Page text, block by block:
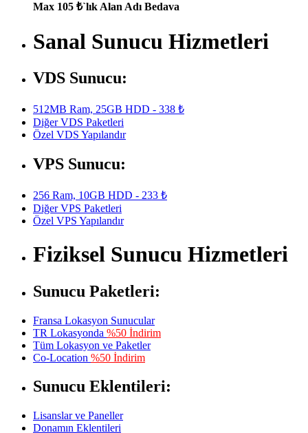
Max 105 ₺`lık Alan Adı Bedava
Sanal Sunucu Hizmetleri
VDS Sunucu:
512MB Ram, 25GB HDD - 338 ₺
Diğer VDS Paketleri
Özel VDS Yapılandır
VPS Sunucu:
256 Ram, 10GB HDD - 233 ₺
Diğer VPS Paketleri
Özel VPS Yapılandır
Fiziksel Sunucu Hizmetleri
Sunucu Paketleri:
Fransa Lokasyon Sunucular
TR Lokasyonda %50 İndirim
Tüm Lokasyon ve Paketler
Co-Location %50 İndirim
Sunucu Eklentileri:
Lisanslar ve Paneller
Donamın Eklentileri